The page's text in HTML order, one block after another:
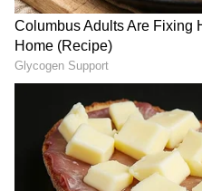
Image Credit :AI Image
ಭಾರೀ ಉಪಕರಣಗಳಿಗೆ 3-
ಭಾರೀ ಉಪಕರಣಗಳಿಗೆ 3-
ಮನೆಯಲ್ಲಿರುವ ಫ್ರಿಡ್ಜ್, ಎಸಿ,
ಅಂತಹ ಹೆಚ್ಚಿನ ಲೋಡ್